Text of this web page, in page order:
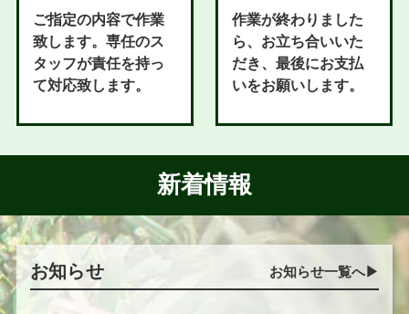
ご指定の内容で作業
致します。専任のス
タッフが責任を持っ
て対応致します。
作業が終わりました
ら、お立ち合いいた
だき、最後にお支払
いをお願いします。
新着情報
お知らせ お知らせ一覧へ▶︎